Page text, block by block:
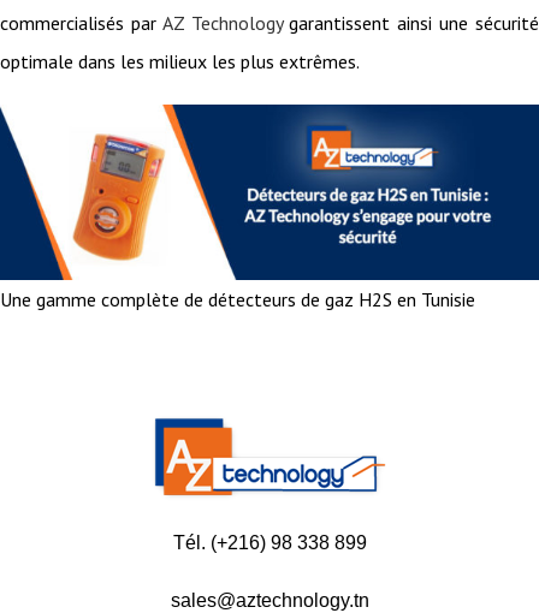
commercialisés par AZ Technologygarantissent ainsi une sécurité
optimale dans les milieux les plus extrêmes.
Une gamme complète de détecteurs de gaz H2S en Tunisie
Tél. (+216) 98 338 899
sales@aztechnology.tn